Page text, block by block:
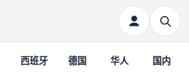
西班牙 德国 华人 国内